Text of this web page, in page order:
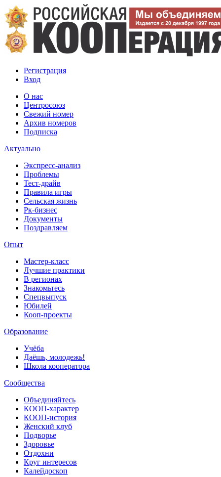
Регистрация
Вход
О нас
Центросоюз
Свежий номер
Архив номеров
Подписка
Актуально
Экспресс-анализ
Проблемы
Тест-драйв
Правила игры
Сельская жизнь
Рк-бизнес
Документы
Поздравляем
Опыт
Мастер-класс
Лучшие практики
В регионах
Знакомьтесь
Спецвыпуск
Юбилей
Кооп-проекты
Образование
Учёба
Даёшь, молодежь!
Школа кооператора
Сообщества
Объединяйтесь
КООП-характер
КООП-история
Женский клуб
Подворье
Здоровье
Отдохни
Круг интересов
Калейдоскоп